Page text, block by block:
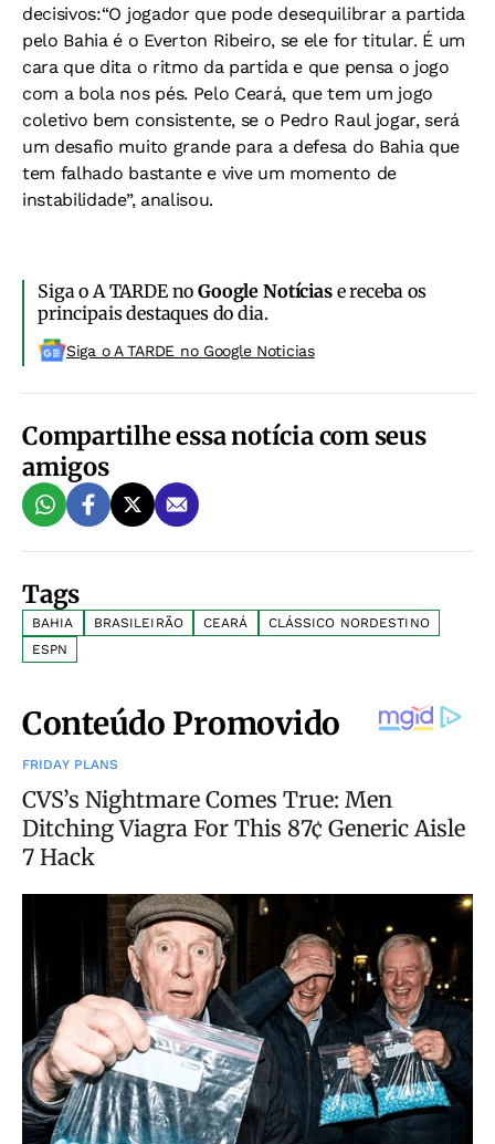
decisivos:“O jogador que pode desequilibrar a partida
pelo Bahia é o Everton Ribeiro, se ele for titular. É um
cara que dita o ritmo da partida e que pensa o jogo
com a bola nos pés. Pelo Ceará, que tem um jogo
coletivo bem consistente, se o Pedro Raul jogar, será
um desafio muito grande para a defesa do Bahia que
tem falhado bastante e vive um momento de
instabilidade”, analisou.
Siga o A TARDE noGoogle Notíciase receba os
principais destaques do dia.
Siga o A TARDE no Google Noticias
Compartilhe essa notícia com seus
amigos
Tags
BAHIA BRASILEIRÃO CEARÁ
CLÁSSICO NORDESTINO
ESPN